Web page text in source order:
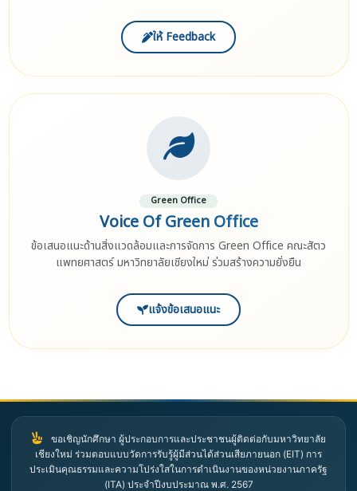
ให้ Feedback
Green Office
Voice Of Green Office
ข้อเสนอแนะด้านสิ่งแวดล้อมและการจัดการ Green Office คณะสัตว
แพทยศาสตร์ มหาวิทยาลัยเชียงใหม่ ร่วมสร้างความยั่งยืน
แจ้งข้อเสนอแนะ
ขอเชิญนักศึกษา ผู้ประกอบการและประชาชนผู้ติดต่อกับมหาวิทยาลัย
เชียงใหม่ ร่วมตอบแบบวัดการรับรู้ผู้มีส่วนได้ส่วนเสียภายนอก (EIT) การ
ประเมินคุณธรรมและความโปร่งใสในการดำเนินงานของหน่วยงานภาครัฐ
(ITA) ประจำปีงบประมาณ พ.ศ. 2567